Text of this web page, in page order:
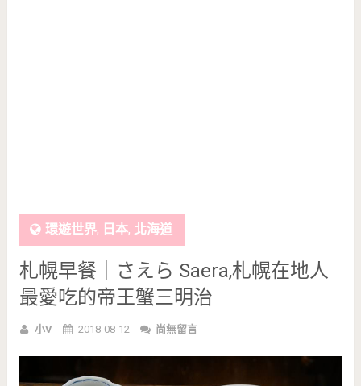
環遊世界, 日本, 北海道
札幌早餐｜さえら Saera,札幌在地人
最愛吃的帝王蟹三明治
小V 2018-08-12 尚無留言